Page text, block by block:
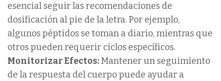
esencial seguir las recomendaciones de
dosificación al pie de la letra. Por ejemplo,
algunos péptidos se toman a diario, mientras que
otros pueden requerir ciclos específicos.
Monitorizar Efectos:Mantener un seguimiento
de la respuesta del cuerpo puede ayudar a